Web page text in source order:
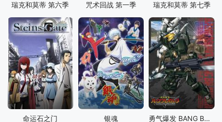
瑞克和莫蒂 第六季 咒术回战 第一季 瑞克和莫蒂 第七季
命运石之门 银魂 勇气爆发 BANG BRAVERN